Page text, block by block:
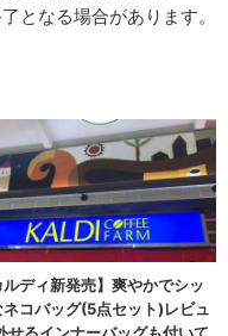
となる場合があります。